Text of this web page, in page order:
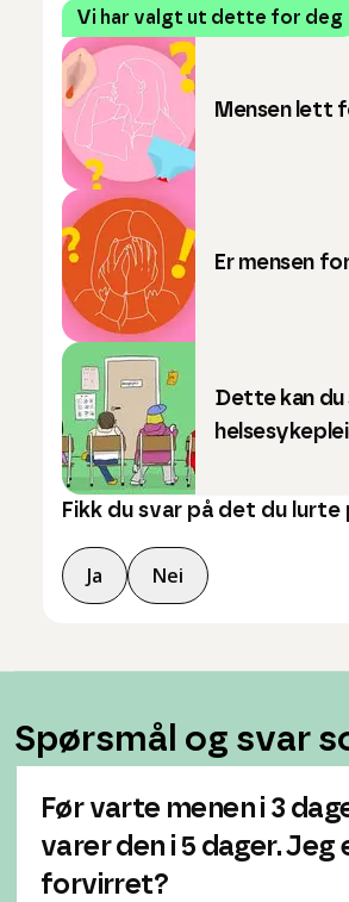
Vi har valgt ut dette for deg
Mensen lett
Er mensen
Dette kan du
Fikk du svar på det du lurte
Ja Nei
Spørsmål og svar
Før varte menen i 3
varer den i 5 dager. Jeg
forvirret?